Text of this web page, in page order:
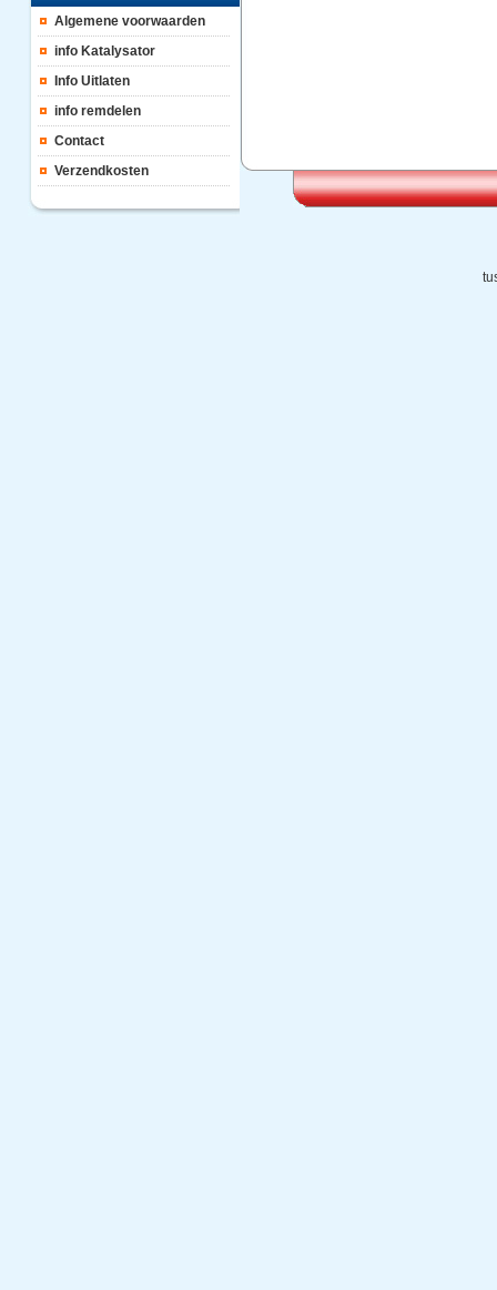
Algemene voorwaarden
info Katalysator
Info Uitlaten
info remdelen
Contact
Verzendkosten